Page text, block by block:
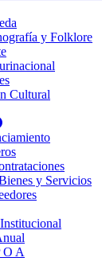
y Folklore
Cultural
y Servicios
O A